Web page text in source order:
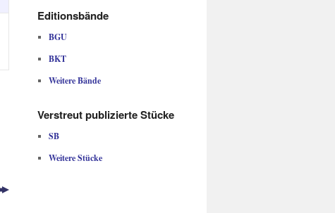
Editionsbände
BGU
BKT
Weitere Bände
Verstreut publizierte Stücke
SB
Weitere Stücke